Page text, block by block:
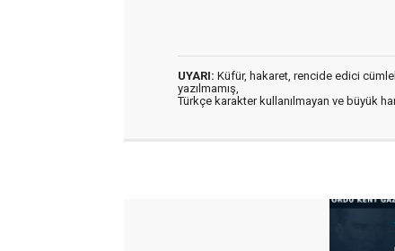
UYARI: Küfür, hakaret, rencide edici
yazılmamış,
Türkçe karakter kullanılmayan ve büyük